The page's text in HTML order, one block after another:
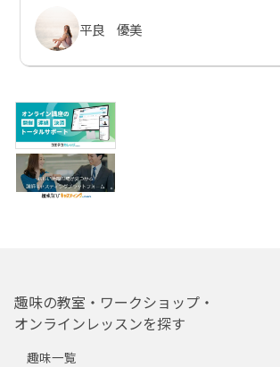
平良 優美
趣味の教室・ワークショップ・
オンラインレッスンを探す
趣味一覧